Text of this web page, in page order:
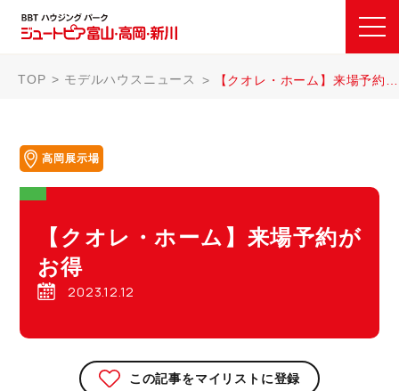
TOP モデルハウスニュース 【クオレ・ホーム】来場予約がお得
高岡展示場
【クオレ・ホーム】来場予約が
お得
2023.12.12
この記事をマイリストに登録